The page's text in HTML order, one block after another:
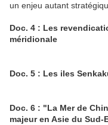
un enjeu autant
Doc. 4 : Les
méridionale
Doc. 5 : Les iles
Doc. 6 : "La Mer de
majeur en Asie du Sud-